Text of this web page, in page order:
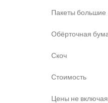
Пакеты
Скоч
Цены не